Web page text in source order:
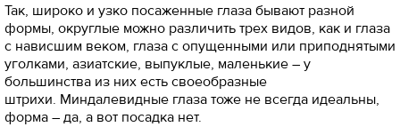
Так, широко и узко посаженные глаза бывают разной
формы, округлые можно различить трех видов, как и глаза
с нависшим веком, глаза с опущенными или приподнятыми
уголками, азиатские, выпуклые, маленькие – у
большинства из них есть своеобразные
штрихи. Миндалевидные глаза тоже не всегда идеальны,
форма – да, а вот посадка нет.